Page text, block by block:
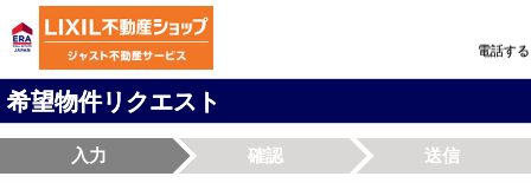
電話する
希望物件リクエスト
入力 確認 送信